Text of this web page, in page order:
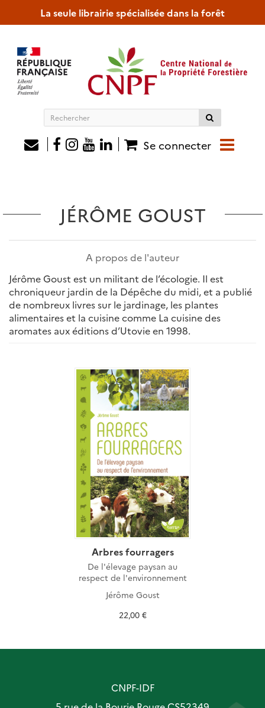
La seule librairie spécialisée dans la forêt
Rechercher
siteSe connecter
JÉRÔME GOUST
A propos de l'auteur
Jérôme Goust est un militant de l’écologie. Il est
chroniqueur jardin de la Dépêche du midi, et a publié
de nombreux livres sur le jardinage, les plantes
alimentaires et la cuisine comme La cuisine des
aromates aux éditions d’Utovie en 1998.
Arbres fourragers
De l'élevage paysan au
respect de l'environnement
Jérôme Goust
22,00 €
CNPF-IDF